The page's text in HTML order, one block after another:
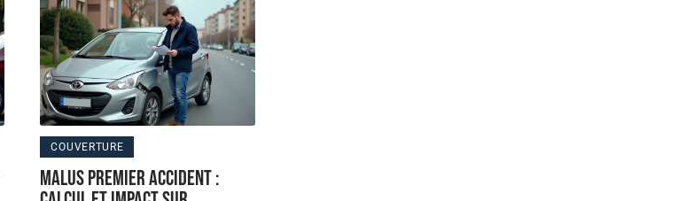
COUVERTURE
Malus premier accident :